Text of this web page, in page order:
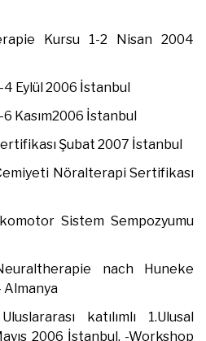
Kursu 1-2 Nisan 2004
Eylül 2006 İstanbul
Kasım2006 İstanbul
Şubat 2007 İstanbul
Nöralterapi Sertifikası
Sistem Sempozyumu
nach Huneke
Almanya
katılımlı 1.Ulusal
2006 İstanbul. -Workshop